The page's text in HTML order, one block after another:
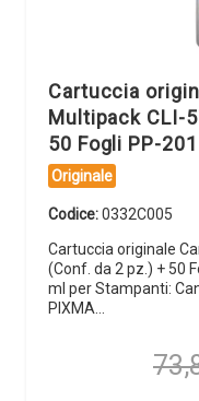
Cartuccia
Multipack CLI-
50 Fogli PP-201
Originale
Codice:0332C005
Cartuccia originale
(Conf. da 2 pz.) + 50
ml per Stampanti:
PIXMA…